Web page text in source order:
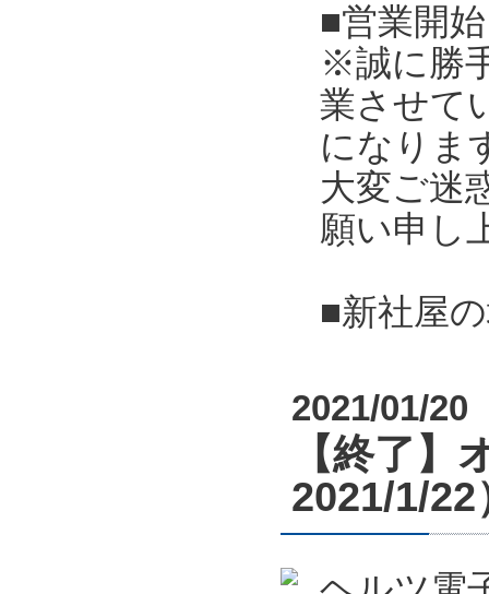
■営業開
※誠に勝
業させて
になりま
大変ご迷
願い申し
■新社屋
2021/01/20
【終了
2021/1/22